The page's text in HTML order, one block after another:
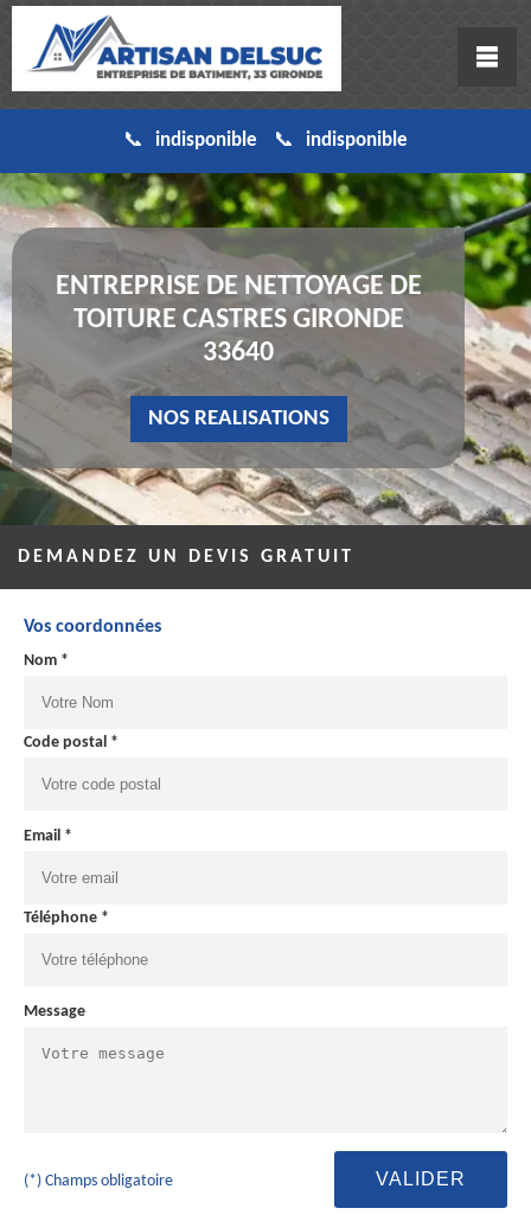
indisponible indisponible
ENTREPRISE DE NETTOYAGE DE
TOITURE CASTRES GIRONDE
33640
NOS REALISATIONS
DEMANDEZ UN DEVIS GRATUIT
Vos coordonnées
Nom *
Code postal *
Email *
Téléphone *
Message
(*) Champs obligatoire